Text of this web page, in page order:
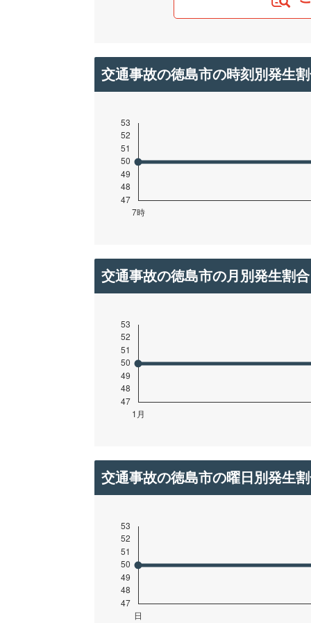
交通事故の徳島市の時刻別発生
交通事故の徳島市の月別発生割合
交通事故の徳島市の曜日別発生